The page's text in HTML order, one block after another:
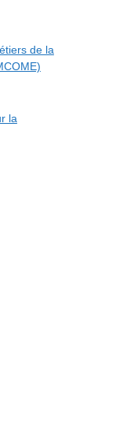
de la
la